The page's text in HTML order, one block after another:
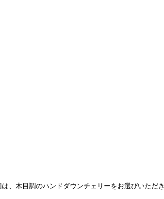
、木目調のハンドダウンチェリーをお選びいただき